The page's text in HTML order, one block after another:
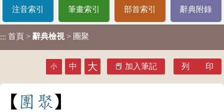
注音索引 筆畫索引 部首索引 辭典附錄
::: 首頁 > 辭典檢視 > 團聚
小 中 大 加入筆記 列 印
團 聚